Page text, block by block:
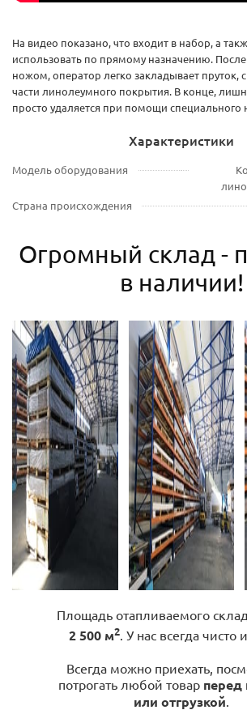
На видео показано, что входит в набор, а
использовать по прямому назначению.
ножом, оператор легко закладывает пруток,
части линолеумного покрытия. В конце,
просто удаляется при помощи специального
Характеристики
Модель оборудования
Страна происхождения
Огромный склад -
в наличии!
Площадь отапливаемого
2 500 м2. У нас всегда чисто
Всегда можно приехать,
потрогать любой товар перед
или отгрузкой